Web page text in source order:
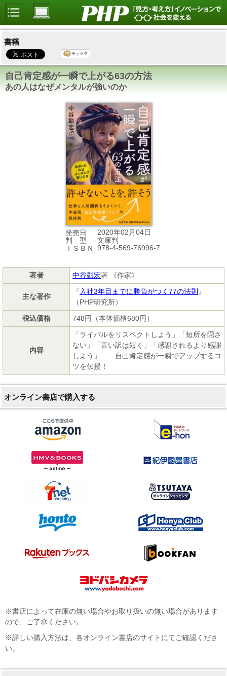
書籍
自己肯定感が一瞬で上がる63の方法
あの人はなぜメンタルが強いのか
発売日
2020年02月04日
判 型
文庫判
ＩＳＢＮ
978-4-569-76996-7
著者 中谷彰宏著 《作家》
主な著作
『 入社3年目までに勝負がつく77の法則 』
（PHP研究所）
税込価格
748円（本体価格680円）
内容
「ライバルをリスペクトしよう」「短所を隠さ
ない」「言い訳は短く」「感謝されるより感謝
しよう」……自己肯定感が一瞬でアップするコ
ツを伝授！
オンライン書店で購入する
※書店によって在庫の無い場合やお取り扱いの無い場合があります
ので、ご了承ください。
※詳しい購入方法は、各オンライン書店のサイトにてご確認くださ
い。